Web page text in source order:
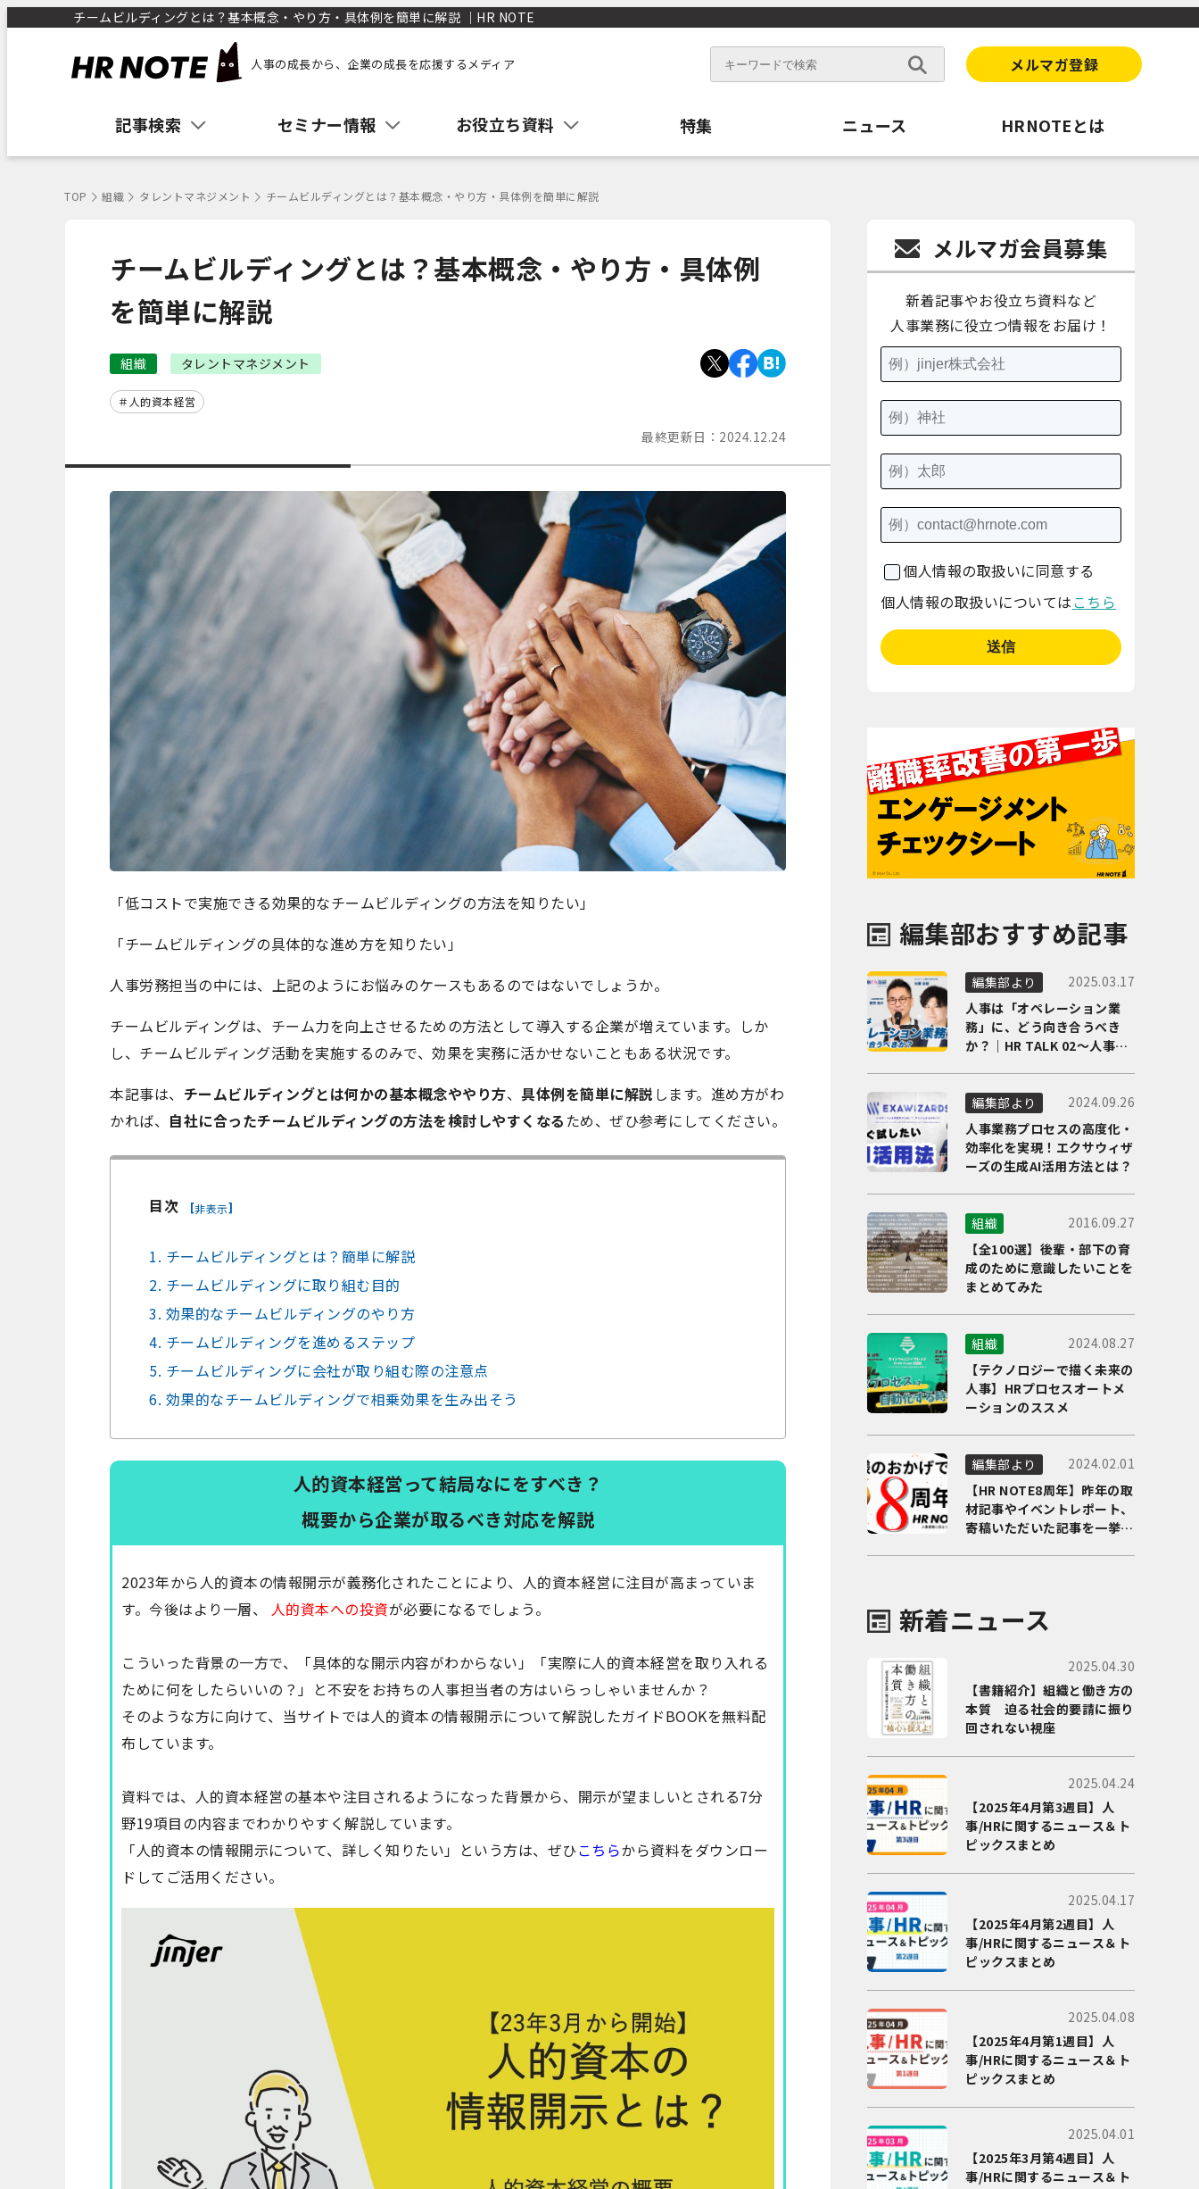
チームビルディングとは？基本概念・やり方・具体例を簡単に解説 ｜HR NOTE
人事の成長から、企業の成長を応援するメディア メルマガ登録
記事検索 セミナー情報 お役立ち資料 特集 ニュース HRNOTEとは
TOP 組織 タレントマネジメント チームビルディングとは？基本概念・やり方・具体例を簡単に解説
チームビルディングとは？基本概念・やり方・具体例
を簡単に解説
組織 タレントマネジメント
人的資本経営
最終更新日： 2024.12.24
「低コストで実施できる効果的なチームビルディングの方法を知りたい」
「チームビルディングの具体的な進め方を知りたい」
人事労務担当の中には、上記のようにお悩みのケースもあるのではないでしょうか。
チームビルディングは、チーム力を向上させるための方法として導入する企業が増えています。しか
し、チームビルディング活動を実施するのみで、効果を実務に活かせないこともある状況です。
本記事は、 チームビルディングとは何かの基本概念ややり方、 具体例を簡単に解説 します。進め方がわ
かれば、 自社に合ったチームビルディングの方法を検討しやすくなる ため、ぜひ参考にしてください。
目次 [非表示]
1. チームビルディングとは？簡単に解説
2. チームビルディングに取り組む目的
3. 効果的なチームビルディングのやり方
4. チームビルディングを進めるステップ
5. チームビルディングに会社が取り組む際の注意点
6. 効果的なチームビルディングで相乗効果を生み出そう
人的資本経営って結局なにをすべき？
概要から企業が取るべき対応を解説
2023年から人的資本の情報開示が義務化されたことにより、人的資本経営に注目が高まっていま
す。今後はより一層、 人的資本への投資が必要になるでしょう。
こういった背景の一方で、「具体的な開示内容がわからない」「実際に人的資本経営を取り入れる
ために何をしたらいいの？」と不安をお持ちの人事担当者の方はいらっしゃいませんか？
そのような方に向けて、当サイトでは人的資本の情報開示について解説したガイドBOOKを無料配
布しています。
資料では、人的資本経営の基本や注目されるようになった背景から、開示が望ましいとされる7分
野19項目の内容までわかりやすく解説しています。
「人的資本の情報開示について、詳しく知りたい」という方は、ぜひこちらから資料をダウンロー
ドしてご活用ください。
メルマガ会員募集
新着記事やお役立ち資料など
人事業務に役立つ情報をお届け！
個人情報の取扱いに同意する
個人情報の取扱いについては こちら
編集部おすすめ記事
編集部より
2025.03.17
人事は「オペレーション業
務」に、どう向き合うべき
か？｜HR TALK 02～人事DX
編集部より
2024.09.26
人事業務プロセスの高度化・
効率化を実現！エクサウィザ
ーズの生成AI活用方法とは？
組織
2016.09.27
【全100選】後輩・部下の育
成のために意識したいことを
まとめてみた
組織
2024.08.27
【テクノロジーで描く未来の
人事】HRプロセスオートメ
ーションのススメ
編集部より
2024.02.01
【HR NOTE8周年】昨年の取
材記事やイベントレポート、
寄稿いただいた記事を一挙に
新着ニュース
2025.04.30
【書籍紹介】組織と働き方の
本質 迫る社会的要請に振り
回されない視座
2025.04.24
【2025年4月第3週目】人
事/HRに関するニュース＆ト
ピックスまとめ
2025.04.17
【2025年4月第2週目】人
事/HRに関するニュース＆ト
ピックスまとめ
2025.04.08
【2025年4月第1週目】人
事/HRに関するニュース＆ト
ピックスまとめ
2025.04.01
【2025年3月第4週目】人
事/HRに関するニュース＆ト